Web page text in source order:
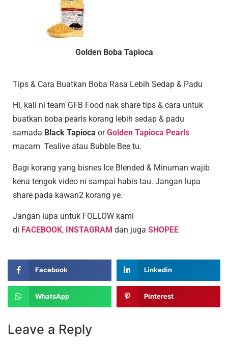
Golden Boba Tapioca
Tips & Cara Buatkan Boba Rasa Lebih Sedap & Padu
Hi, kali ni team GFB Food nak share tips & cara untuk
buatkan boba pearls korang lebih sedap & padu
samada Black Tapioca orGolden Tapioca Pearls
macam Tealive atau Bubble Bee tu.
Bagi korang yang bisnes Ice Blended & Minuman wajib
kena tengok video ni sampai habis tau. Jangan lupa
share pada kawan2 korang ye.
Jangan lupa untuk FOLLOW kami
di FACEBOOK, INSTAGRAM dan juga SHOPEE
Facebook Linkedin
WhatsApp Pinterest
Leave a Reply